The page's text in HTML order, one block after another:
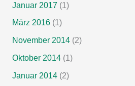
Januar 2017 (1)
März 2016(1)
November 2014(2)
Oktober 2014(1)
Januar 2014(2)